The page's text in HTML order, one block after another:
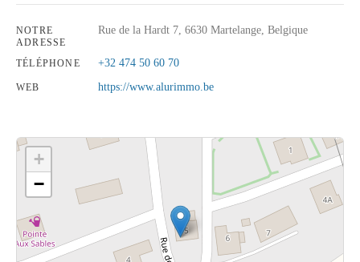
NOTRE
ADRESSE
Rue de la Hardt 7, 6630 Martelange, Belgique
TÉLÉPHONE +32 474 50 60 70
WEB https://www.alurimmo.be
Cliquez sur le bouton pour afficher la carte.
Voir la carte
+
−